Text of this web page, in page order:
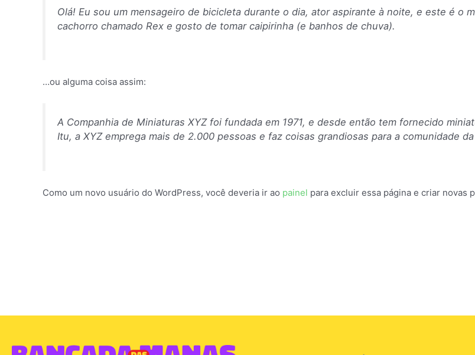
Olá! Eu sou um mensageiro de bicicleta durante o dia, ator aspirante à noite, e este é o
cachorro chamado Rex e gosto de tomar caipirinha (e banhos de chuva).
…ou alguma coisa assim:
A Companhia de Miniaturas XYZ foi fundada em 1971, e desde então tem fornecido
Itu, a XYZ emprega mais de 2.000 pessoas e faz coisas grandiosas para a comunidade
Como um novo usuário do WordPress, você deveria ir ao painel para excluir essa página e criar novas